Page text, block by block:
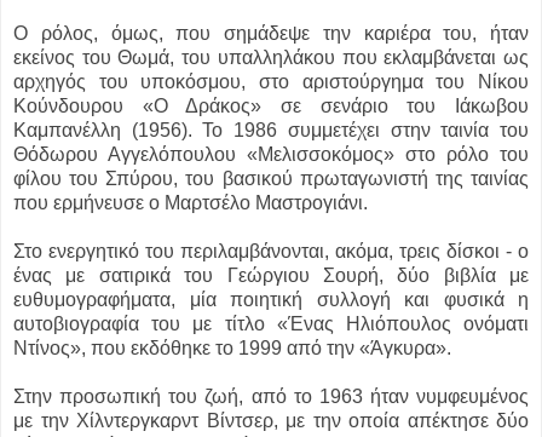
Ο ρόλος, όμως, που σημάδεψε την καριέρα του, ήταν
εκείνος του Θωμά, του υπαλληλάκου που εκλαμβάνεται ως
αρχηγός του υποκόσμου, στο αριστούργημα του Νίκου
Κούνδουρου «Ο Δράκος» σε σενάριο του Ιάκωβου
Καμπανέλλη (1956). Το 1986 συμμετέχει στην ταινία του
Θόδωρου Αγγελόπουλου «Μελισσοκόμος» στο ρόλο του
φίλου του Σπύρου, του βασικού πρωταγωνιστή της ταινίας
που ερμήνευσε ο Μαρτσέλο Μαστρογιάνι.
Στο ενεργητικό του περιλαμβάνονται, ακόμα, τρεις δίσκοι - ο
ένας με σατιρικά του Γεώργιου Σουρή, δύο βιβλία με
ευθυμογραφήματα, μία ποιητική συλλογή και φυσικά η
αυτοβιογραφία του με τίτλο «Ένας Hλιόπουλος ονόματι
Nτίνος», που εκδόθηκε το 1999 από την «Άγκυρα».
Στην προσωπική του ζωή, από το 1963 ήταν νυμφευμένος
με την Χίλντεργκαρντ Βίντσερ, με την οποία απέκτησε δύο